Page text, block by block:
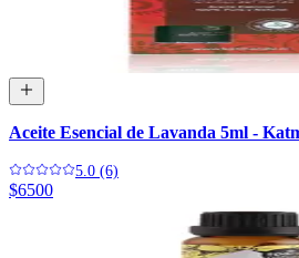
Aceite Esencial de Lavanda 5ml -
5.0 (6)
$6500